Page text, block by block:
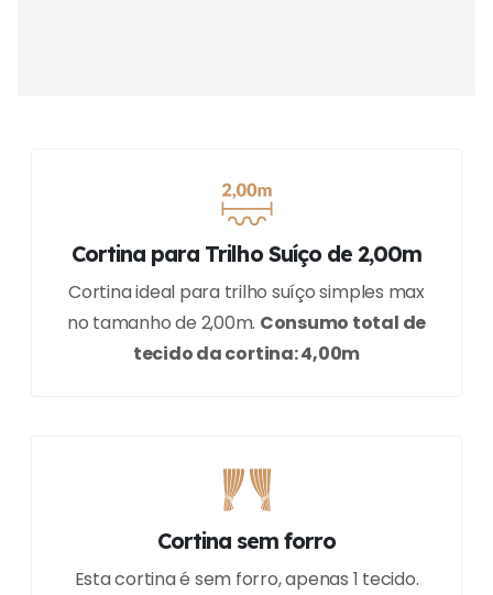
Cortina para Trilho Suíço de 2,00m
Cortina ideal para trilho suíço simples max
no tamanho de 2,00m. Consumo total de
tecido da cortina: 4,00m
Cortina sem forro
Esta cortina é sem forro, apenas 1 tecido.